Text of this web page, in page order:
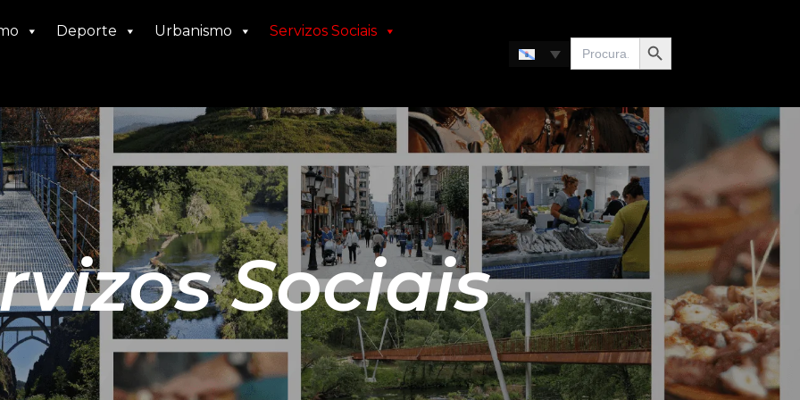
Deporte Urbanismo Servizos Sociais
Search
for:
Search Button
Sociais